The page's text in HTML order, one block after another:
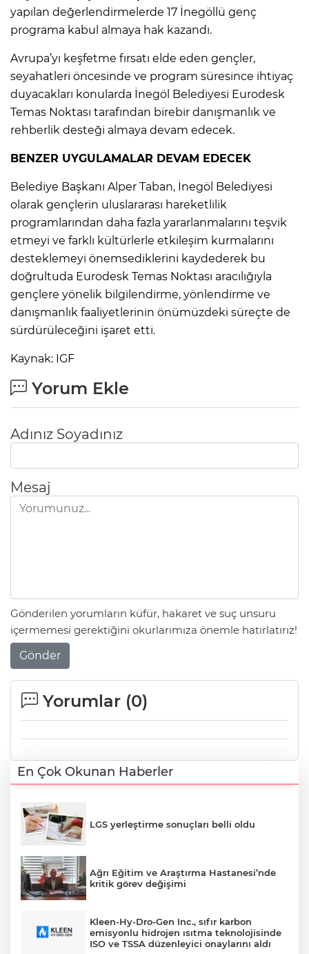
yapılan değerlendirmelerde 17 İnegöllü genç
programa kabul almaya hak kazandı.
Avrupa’yı keşfetme fırsatı elde eden gençler,
seyahatleri öncesinde ve program süresince ihtiyaç
duyacakları konularda İnegöl Belediyesi Eurodesk
Temas Noktası tarafından birebir danışmanlık ve
rehberlik desteği almaya devam edecek.
BENZER UYGULAMALAR DEVAM EDECEK
Belediye Başkanı Alper Taban, İnegöl Belediyesi
olarak gençlerin uluslararası hareketlilik
programlarından daha fazla yararlanmalarını teşvik
etmeyi ve farklı kültürlerle etkileşim kurmalarını
desteklemeyi önemsediklerini kaydederek bu
doğrultuda Eurodesk Temas Noktası aracılığıyla
gençlere yönelik bilgilendirme, yönlendirme ve
danışmanlık faaliyetlerinin önümüzdeki süreçte de
sürdürüleceğini işaret etti.
Kaynak: IGF
Yorum Ekle
Adınız Soyadınız
Mesaj
Gönderilen yorumların küfür, hakaret ve suç unsuru
içermemesi gerektiğini okurlarımıza önemle hatırlatırız!
Gönder
Yorumlar (0)
En Çok Okunan Haberler
LGS yerleştirme sonuçları belli oldu
Ağrı Eğitim ve Araştırma Hastanesi’nde
kritik görev değişimi
Kleen-Hy-Dro-Gen Inc., sıfır karbon
emisyonlu hidrojen ısıtma teknolojisinde
ISO ve TSSA düzenleyici onaylarını aldı